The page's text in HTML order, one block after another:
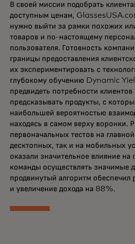
В своей миссии подобрать
доступным ценам,
нужно выйти за рамки похожих
товаров и по-настоящему
пользователя. Готовность
границы предоставления
их экспериментировать с
глубокому обучению Dynamic
предвидеть потребности клиентов
предсказывать продукты, с
наибольшей вероятностью
находясь в самом верху воронки.
первоначальных тестов на
десктопных, так и на мобильных
оказали значительное влияние на
команды осуществлять значимые
продвинутый алгоритм обеспечил
и увеличение дохода на 88%.